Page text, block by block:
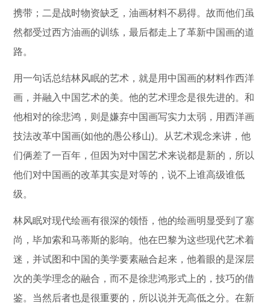
携带；二是战时物资缺乏，油画材料不易得。故而他们虽
然都受过西方油画的训练，最后都走上了革新中国画的道
路。
用一句话总结林风眠的艺术，就是用中国画的材料作西洋
画，并融入中国艺术的美。他的艺术理念是很先进的。和
他相对的徐悲鸿，则是嫌弃中国画写实力太弱，用西洋画
技法改革中国画(如他的愚公移山)。从艺术观念来讲，他
们俩差了一百年，但因为对中国艺术来说都是新的，所以
他们对中国画的改革其实是对等的，说不上谁高级谁低
级。
林风眠对现代绘画有很深的领悟，他的绘画明显受到了塞
尚，毕加索和马蒂斯的影响。他在巴黎为这些现代艺术着
迷，并试图和中国的美学要素融合起来，他着眼的是深层
次的美学理念的融合，而不是徐悲鸿形式上的，技巧的借
鉴。当然后者也是很重要的，所以说并无高低之分。在新